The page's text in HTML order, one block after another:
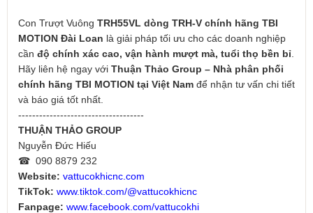
Con Trượt Vuông TRH55VL dòng TRH-V chính hãng TBI
MOTION Đài Loan là giải pháp tối ưu cho các doanh nghiệp
cần độ chính xác cao, vận hành mượt mà, tuổi thọ bền bỉ
Hãy liên hệ ngay với Thuận Thảo Group – Nhà phân phối
chính hãng TBI MOTION tại Việt Nam để nhận tư vấn chi tiết
và báo giá tốt nhất.
------------------------------------
THUẬN THẢO GROUP
Nguyễn Đức Hiếu
☎ 090 8879 232
Website: vattucokhicnc.com
TikTok: www.tiktok.com/@vattucokhicnc
Fanpage: www.facebook.com/vattucokhi